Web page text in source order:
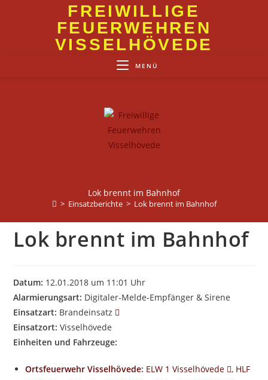
FREIWILLIGE
FEUERWEHREN
VISSELHÖVEDE
MENÜ
Lok brennt im Bahnhof
> Einsatzberichte > Lok brennt im Bahnhof
Lok brennt im Bahnhof
Datum: 12.01.2018 um 11:01 Uhr
Alarmierungsart: Digitaler-Melde-Empfänger & Sirene
Einsatzart: Brandeinsatz
Einsatzort: Visselhövede
Einheiten und Fahrzeuge:
Ortsfeuerwehr Visselhövede: ELW 1 Visselhövede , HLF